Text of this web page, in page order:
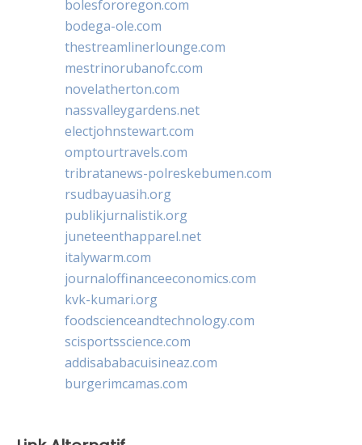
bolesfororegon.com
bodega-ole.com
thestreamlinerlounge.com
mestrinorubanofc.com
novelatherton.com
nassvalleygardens.net
electjohnstewart.com
omptourtravels.com
tribratanews-polreskebumen.com
rsudbayuasih.org
publikjurnalistik.org
juneteenthapparel.net
italywarm.com
journaloffinanceeconomics.com
kvk-kumari.org
foodscienceandtechnology.com
scisportsscience.com
addisababacuisineaz.com
burgerimcamas.com